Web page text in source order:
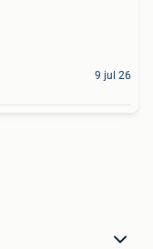
9 jul 26